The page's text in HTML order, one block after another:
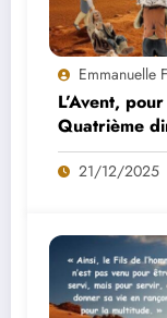
Emmanuelle
L’Avent,
Quatrième
21/12/2025